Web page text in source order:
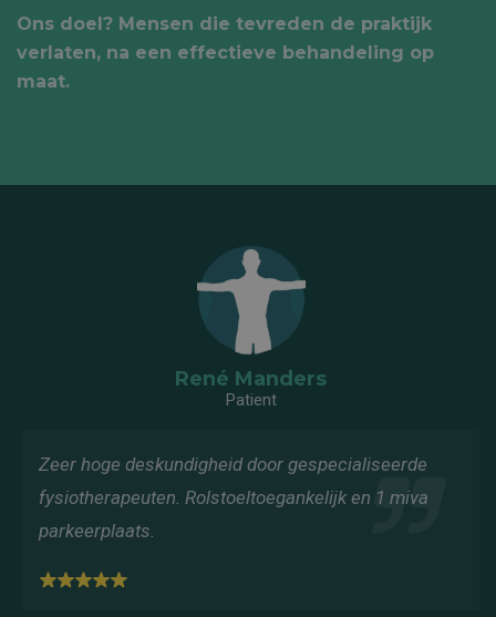
Ons doel? Mensen die tevreden de praktijk
verlaten, na een effectieve behandeling op
maat.
René Manders
Patient
Zeer hoge deskundigheid door gespecialiseerde
fysiotherapeuten. Rolstoeltoegankelijk en 1 miva
parkeerplaats.